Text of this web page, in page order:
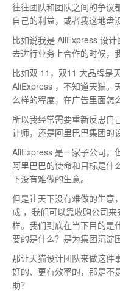
往往团队和团队之间的争议
自己的利益，或者我这地盘
比如说我是 AliExpress 设
去进行业务上合作的时候，
比如双 11，双11 大品牌是
AliExpress ，不知道天猫。
么样的程度，在广告里面怎
所以我经常需要重新反思自
计师，还是阿里巴巴集团的
AliExpress 是一家子公司，
阿里巴巴的使命和目标是什
下没有难做的生意。
但是让天下没有难做的生意
成 ，我们可以靠收购公司
样。我们到底在当下目的是
要的是什么？是为集团沉淀
那让天猫设计团队来做这件
好的、更有效率的，那是不
助？